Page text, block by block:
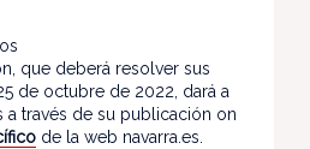
que deberá resolver sus
de octubre de 2022, dará a
través de su publicación on
de la web navarra.es.